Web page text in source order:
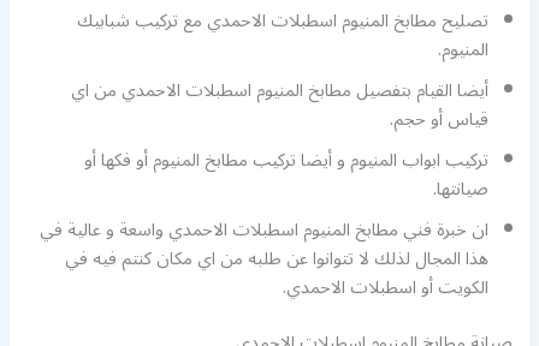
تصليح مطابخ المنيوم اسطبلات الاحمدي مع تركيب شبابيك
المنيوم.
أيضا القيام بتفصيل مطابخ المنيوم اسطبلات الاحمدي من اي
قياس أو حجم.
تركيب ابواب المنيوم و أيضا تركيب مطابخ المنيوم أو فكها أو
صيانتها.
ان خبرة فني مطابخ المنيوم اسطبلات الاحمدي واسعة و عالية في
هذا المجال لذلك لا تتوانوا عن طلبه من اي مكان كنتم فيه في
الكويت أو اسطبلات الاحمدي.